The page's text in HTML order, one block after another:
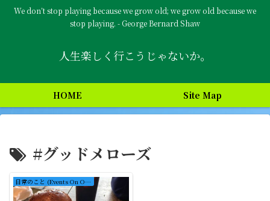
We don’t stop playing because we grow old; we grow old because we
stop playing. - George Bernard Shaw
人生楽しく行こうじゃないか。
HOME Site Map
#グッドメローズ
日常のこと (Events On Ordinary Days)